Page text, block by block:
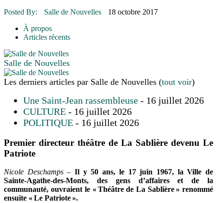
Posted By:
Salle de Nouvelles
18 octobre 2017
À propos
Articles récents
Salle de Nouvelles
Les derniers articles par Salle de Nouvelles (tout voir)
Une Saint-Jean rassembleuse - 16 juillet 2026
CULTURE - 16 juillet 2026
POLITIQUE - 16 juillet 2026
Premier directeur théâtre de La Sablière devenu Le
Patriote
Nicole Deschamps –Il y 50 ans, le 17 juin 1967, la Ville de
Sainte-Agathe-des-Monts, des gens d’affaires et de la
communauté, ouvraient le «Théâtre de La Sablière» renommé
ensuite «Le Patriote».